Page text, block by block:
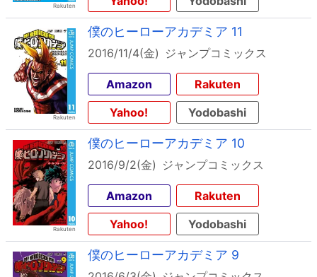
僕のヒーローアカデミア 11
2016/11/4(金) ジャンプコミックス
Amazon
Rakuten
Yahoo!
Yodobashi
僕のヒーローアカデミア 10
2016/9/2(金) ジャンプコミックス
Amazon
Rakuten
Yahoo!
Yodobashi
僕のヒーローアカデミア 9